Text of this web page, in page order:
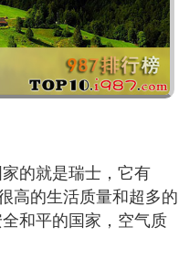
的就是瑞士，它有
高的生活质量和超多的
和平的国家，空气质